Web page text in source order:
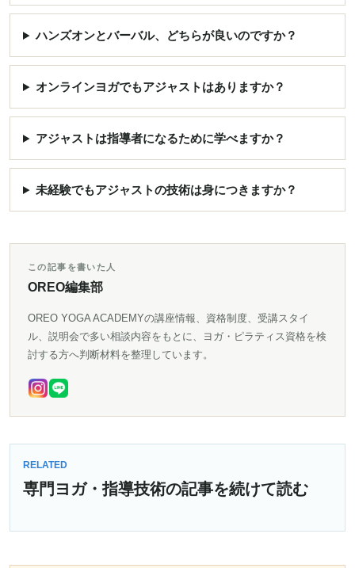
ハンズオンとバーバル、どちらが良いのですか？
オンラインヨガでもアジャストはありますか？
アジャストは指導者になるために学べますか？
未経験でもアジャストの技術は身につきますか？
この記事を書いた人
OREO編集部
OREO YOGA ACADEMYの講座情報、資格制度、受講スタイ
ル、説明会で多い相談内容をもとに、ヨガ・ピラティス資格を検
討する方へ判断材料を整理しています。
RELATED
専門ヨガ・指導技術の記事を続けて読む